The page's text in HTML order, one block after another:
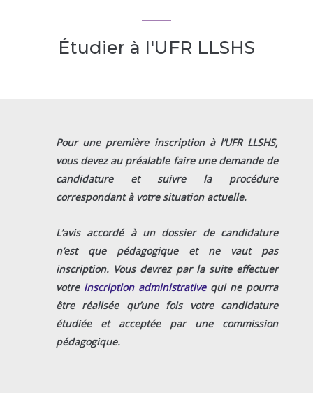
Étudier à l'UFR LLSHS
Pour une première inscription à l’UFR LLSHS,
vous devez au préalable faire une demande de
candidature et suivre la procédure
correspondant à votre situation actuelle.
L’avis accordé à un dossier de candidature
n’est que pédagogique et ne vaut pas
inscription. Vous devrez par la suite effectuer
votre inscription administrativequi ne pourra
être réalisée qu’une fois votre candidature
étudiée et acceptée par une commission
pédagogique.